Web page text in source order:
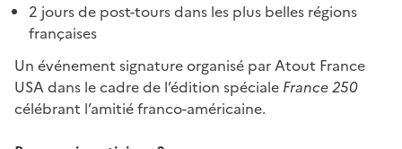
2 jours de post-tours dans les plus belles régions
françaises
Un événement signature organisé par Atout France
USA dans le cadre de l’édition spéciale France 250
célébrant l’amitié franco-américaine.